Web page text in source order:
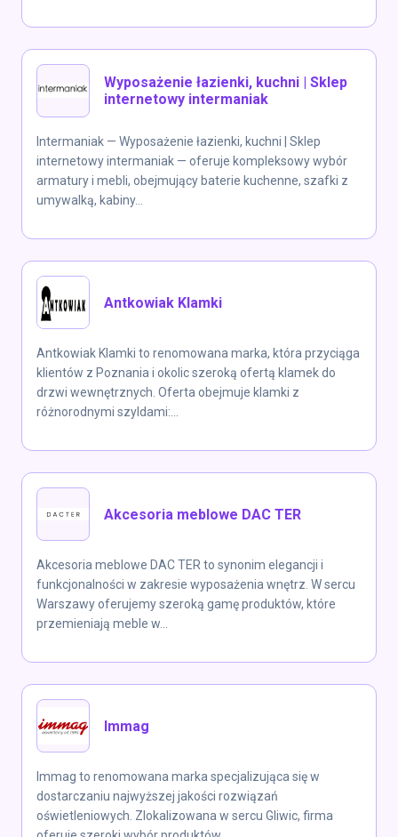
Wyposażenie łazienki, kuchni | Sklep
internetowy intermaniak
Intermaniak — Wyposażenie łazienki, kuchni | Sklep
internetowy intermaniak — oferuje kompleksowy wybór
armatury i mebli, obejmujący baterie kuchenne, szafki z
umywalką, kabiny...
Antkowiak Klamki
Antkowiak Klamki to renomowana marka, która przyciąga
klientów z Poznania i okolic szeroką ofertą klamek do
drzwi wewnętrznych. Oferta obejmuje klamki z
różnorodnymi szyldami:...
Akcesoria meblowe DAC TER
Akcesoria meblowe DAC TER to synonim elegancji i
funkcjonalności w zakresie wyposażenia wnętrz. W sercu
Warszawy oferujemy szeroką gamę produktów, które
przemieniają meble w...
Immag
Immag to renomowana marka specjalizująca się w
dostarczaniu najwyższej jakości rozwiązań
oświetleniowych. Zlokalizowana w sercu Gliwic, firma